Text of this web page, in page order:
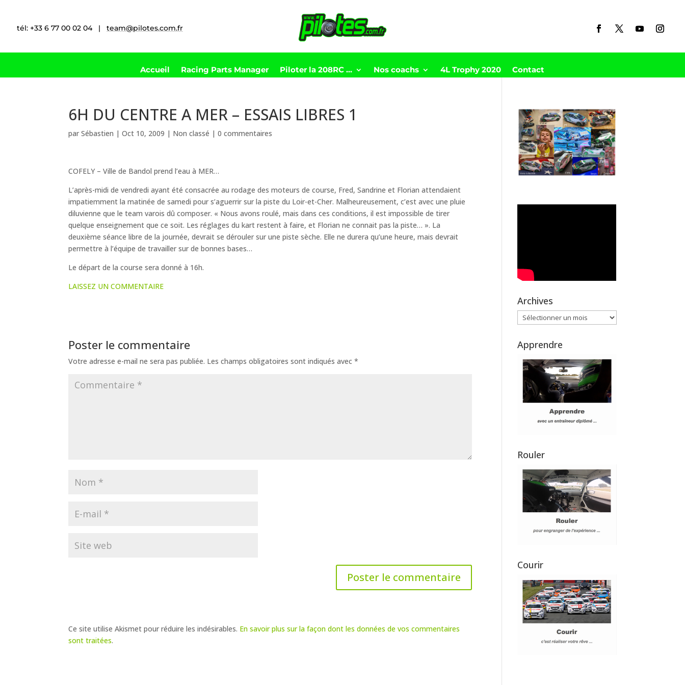
tél: +33 6 77 00 02 04 | team@pilotes.com.fr
Accueil Racing Parts Manager Piloter la 208RC … Nos coachs 4L Trophy 2020 Contact
6H DU CENTRE A MER – ESSAIS LIBRES 1
parSébastien |Oct 10, 2009 | Non classé |0 commentaires
COFELY – Ville de Bandol prend l’eau à MER…
L’après-midi de vendredi ayant été consacrée au rodage des moteurs de course, Fred, Sandrine et Florian attendaient
impatiemment la matinée de samedi pour s’aguerrir sur la piste du Loir-et-Cher. Malheureusement, c’est avec une pluie
diluvienne que le team varois dû composer. « Nous avons roulé, mais dans ces conditions, il est impossible de tirer
quelque enseignement que ce soit. Les réglages du kart restent à faire, et Florian ne connait pas la piste… ». La
deuxième séance libre de la journée, devrait se dérouler sur une piste sèche. Elle ne durera qu’une heure, mais devrait
permettre à l’équipe de travailler sur de bonnes bases…
Le départ de la course sera donné à 16h.
LAISSEZ UN COMMENTAIRE
Poster le commentaire
Votre adresse e-mail ne sera pas publiée. Les champs obligatoires sont indiqués avec*
Ce site utilise Akismet pour réduire les indésirables. En savoir plus sur la façon dont les données de vos commentaires
sont traitées.
Archives
Archives
Apprendre
Rouler
Courir